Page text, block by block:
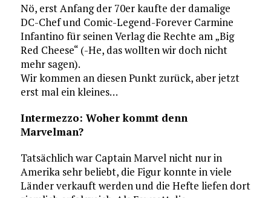
Nö, erst Anfang der 70er kaufte der damalige
DC-Chef und Comic-Legend-Forever Carmine
Infantino für seinen Verlag die Rechte am „Big
Red Cheese“ (-He, das wollten wir doch nicht
mehr sagen).
Wir kommen an diesen Punkt zurück, aber jetzt
erst mal ein kleines…
Intermezzo: Woher kommt denn
Marvelman?
Tatsächlich war Captain Marvel nicht nur in
Amerika sehr beliebt, die Figur konnte in viele
Länder verkauft werden und die Hefte liefen dort